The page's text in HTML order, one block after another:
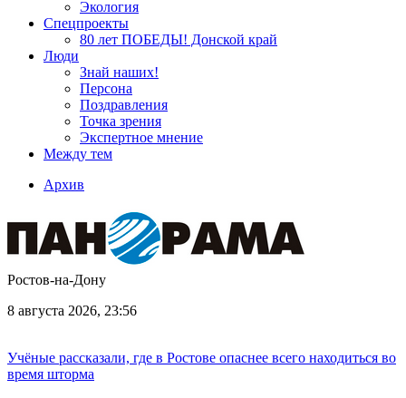
Экология
Спецпроекты
80 лет ПОБЕДЫ! Донской край
Люди
Знай наших!
Персона
Поздравления
Точка зрения
Экспертное мнение
Между тем
Архив
Ростов-на-Дону
8 августа 2026, 23:56
Учёные рассказали, где в Ростове опаснее всего находиться во
время шторма